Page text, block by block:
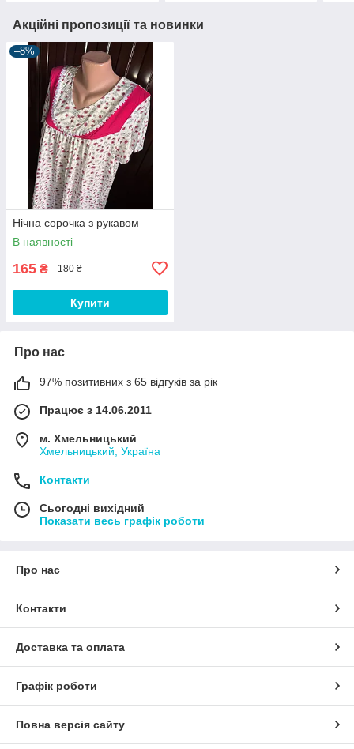
Акційні пропозиції та новинки
–8%
Нічна сорочка з рукавом
В наявності
165 ₴ 180 ₴
Купити
Про нас
97% позитивних з 65 відгуків за рік
Працює з 14.06.2011
м. Хмельницький
Хмельницький, Україна
Контакти
Сьогодні вихідний
Показати весь графік роботи
Про нас
Контакти
Доставка та оплата
Графік роботи
Повна версія сайту